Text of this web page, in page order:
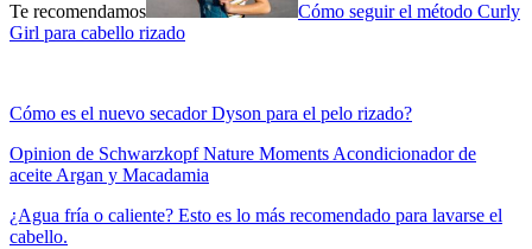
Te recomendamos
Cómo seguir el método Curly
Girl para cabello rizado
Cómo es el nuevo secador Dyson para el pelo rizado?
Opinion de Schwarzkopf Nature Moments Acondicionador de
aceite Argan y Macadamia
¿Agua fría o caliente? Esto es lo más recomendado para lavarse el
cabello.